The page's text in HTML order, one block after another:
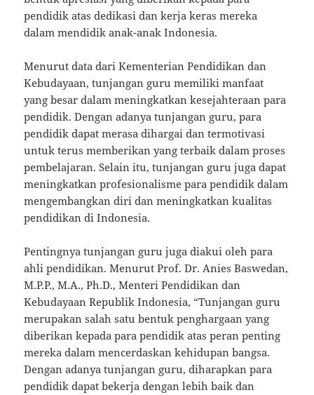
pendidik atas dedikasi dan kerja keras mereka
dalam mendidik anak-anak Indonesia.
Menurut data dari Kementerian Pendidikan dan
Kebudayaan, tunjangan guru memiliki manfaat
yang besar dalam meningkatkan kesejahteraan para
pendidik. Dengan adanya tunjangan guru, para
pendidik dapat merasa dihargai dan termotivasi
untuk terus memberikan yang terbaik dalam proses
pembelajaran. Selain itu, tunjangan guru juga dapat
meningkatkan profesionalisme para pendidik dalam
mengembangkan diri dan meningkatkan kualitas
pendidikan di Indonesia.
Pentingnya tunjangan guru juga diakui oleh para
ahli pendidikan. Menurut Prof. Dr. Anies Baswedan,
M.P.P., M.A., Ph.D., Menteri Pendidikan dan
Kebudayaan Republik Indonesia, “Tunjangan guru
merupakan salah satu bentuk penghargaan yang
diberikan kepada para pendidik atas peran penting
mereka dalam mencerdaskan kehidupan bangsa.
Dengan adanya tunjangan guru, diharapkan para
pendidik dapat bekerja dengan lebih baik dan